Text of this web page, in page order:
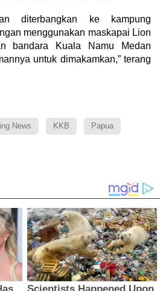
diterbangkan ke kampung
menggunakan maskapai Lion
bandara Kuala Namu Medan
untuk dimakamkan,” terang
News KKB Papua